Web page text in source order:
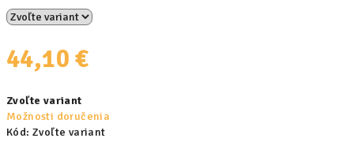
44,10 €
cena:
Zvoľte variant
Možnosti doručenia
Kód: Zvoľte variant